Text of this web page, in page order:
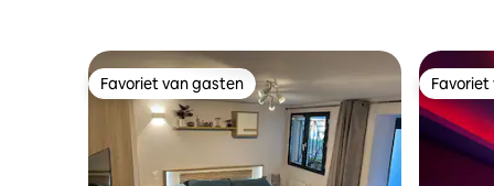
Favoriet van gasten
Favoriet van gasten